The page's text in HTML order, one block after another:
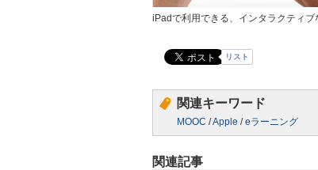
iPadで利用できる、インタラクティ
リスト
関連キーワード
MOOC /Apple /eラーニング
関連記事